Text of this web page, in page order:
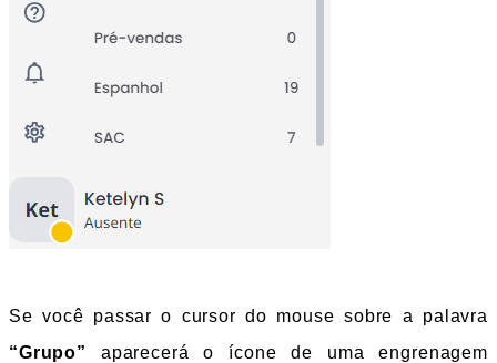
“Grupo”
aparecerá o ícone de uma engrenagem